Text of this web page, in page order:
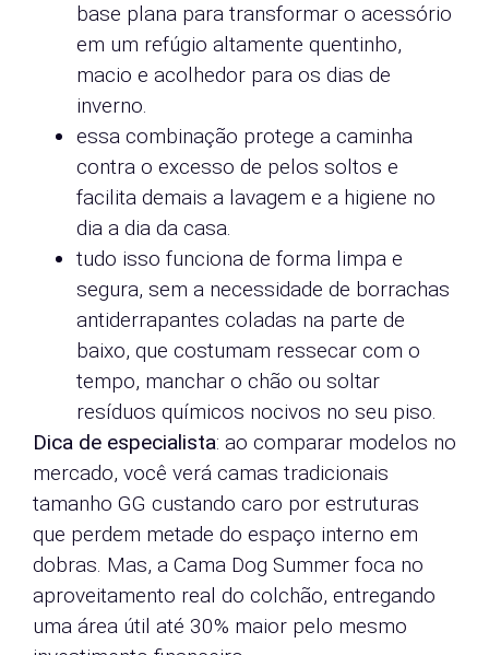
base plana para transformar o acessório
em um refúgio altamente quentinho,
macio e acolhedor para os dias de
inverno.
essa combinação protege a caminha
contra o excesso de pelos soltos e
facilita demais a lavagem e a higiene no
dia a dia da casa.
tudo isso funciona de forma limpa e
segura, sem a necessidade de borrachas
antiderrapantes coladas na parte de
baixo, que costumam ressecar com o
tempo, manchar o chão ou soltar
resíduos químicos nocivos no seu piso.
Dica de especialista: ao comparar modelos no
mercado, você verá camas tradicionais
tamanho GG custando caro por estruturas
que perdem metade do espaço interno em
dobras. Mas, a Cama Dog Summer foca no
aproveitamento real do colchão, entregando
uma área útil até 30% maior pelo mesmo